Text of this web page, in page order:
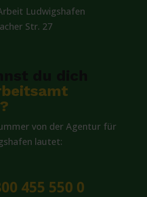
Ludwigshafen
Str. 27
von der Agentur für
lautet:
455 550 0